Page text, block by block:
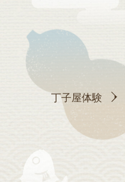
丁子屋体験